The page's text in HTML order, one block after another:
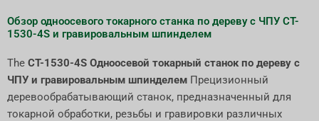
Обзор одноосевого токарного станка по дереву с ЧПУ CT-
1530-4S и гравировальным шпинделем
The CT-1530-4S Одноосевой токарный станок по дереву с
ЧПУ и гравировальным шпинделем Прецизионный
деревообрабатывающий станок, предназначенный для
токарной обработки, резьбы и гравировки различных